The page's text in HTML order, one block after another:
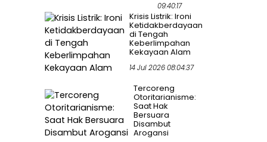
09:40:17
Krisis Listrik: Ironi
Ketidakberdayaan
di Tengah
Keberlimpahan
Kekayaan Alam
14 Jul 2026 08:04:37
Tercoreng
Otoritarianisme:
Saat Hak
Bersuara
Disambut
Arogansi